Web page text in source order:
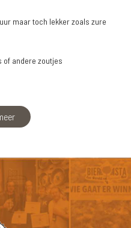
maar toch lekker zoals zure
of andere zoutjes